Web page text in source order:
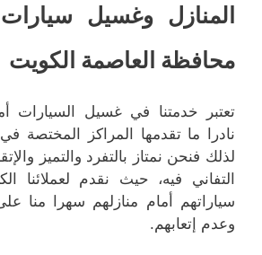
المنازل وغسيل
محافظة العاصمة الكويت
تعتبر خدمتنا في غسيل السيارات
نادرا ما تقدمها المراكز المختصة
لذلك فنحن نمتاز بالتفرد والتميز
التفاني فيه، حيث نقدم لعملائنا
سياراتهم أمام منازلهم سهرا منا
وعدم إتعابهم.